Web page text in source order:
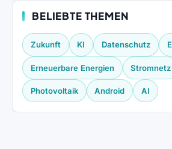
BELIEBTE THEMEN
Zukunft KI Datenschutz
Erneuerbare Energien Stromnetz
Photovoltaik Android AI